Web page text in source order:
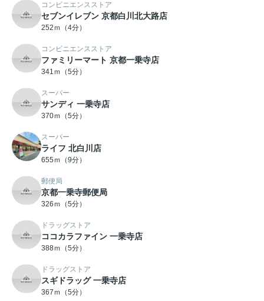
コンビニエンスストア
セブンイレブン 京都白川北大路店
252ｍ（4分）
コンビニエンスストア
ファミリーマート 京都一乗寺店
341ｍ（5分）
スーパー
サンディ 一乗寺店
370ｍ（5分）
スーパー
ライフ 北白川店
655ｍ（9分）
郵便局
京都一乗寺郵便局
326ｍ（5分）
ドラッグストア
ココカラファイン 一乗寺店
388ｍ（5分）
ドラッグストア
スギドラッグ 一乗寺店
367ｍ（5分）